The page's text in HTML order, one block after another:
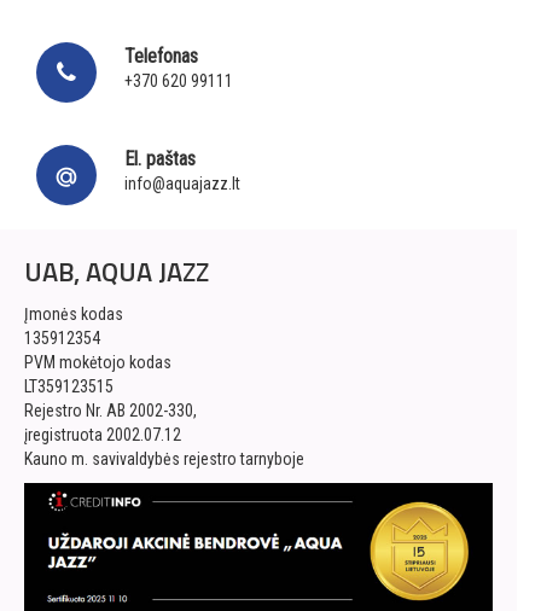
Telefonas
+370 620 99111
El. paštas
info@aquajazz.lt
UAB, AQUA JAZZ
Įmonės kodas
135912354
PVM mokėtojo kodas
LT359123515
Rejestro Nr. AB 2002-330,
įregistruota 2002.07.12
Kauno m. savivaldybės rejestro tarnyboje